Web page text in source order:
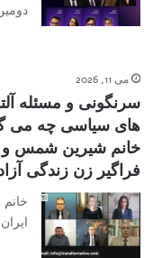
می 11, 2026
سرنگونی و مسئله
های سیاسی چه می
خانم شیرین شمس و
فراگیر زن زندگی
خانم